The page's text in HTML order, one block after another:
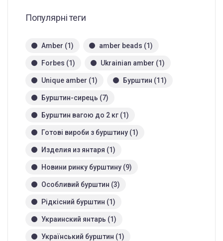
Популярні теги
Amber (1) amber beads (1)
Forbes (1) Ukrainian amber (1)
Unique amber (1) Бурштин (11)
Бурштин-сирець (7)
Бурштин вагою до 2 кг (1)
Готові вироби з бурштину (1)
Изделия из янтаря (1)
Новини ринку бурштину (9)
Особливий бурштин (3)
Рідкісний бурштин (1)
Украинский янтарь (1)
Український бурштин (1)